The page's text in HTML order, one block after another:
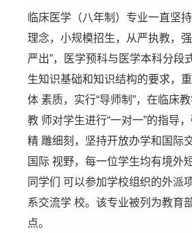
临床医学（八年制）专业一直坚
理念，小规模招生，从严执教，强
严出”，医学预科与医学本科分段
生知识基础和知识结构的要求，
体 素质，实行“导师制”，在临床
教 师对学生进行“一对一”的指导，
精 雕细刻，坚持开放办学和国际
国际 视野，每一位学生均有境外
同学们 可以参加学校组织的外派
系交流学 校。该专业被列为教育
点。